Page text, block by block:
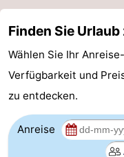
Finden Sie
Wählen Sie Ihr
Verfügbarkeit und
zu entdecken.
Anreise